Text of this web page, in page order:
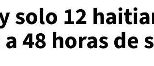
solo 12
48 horas de